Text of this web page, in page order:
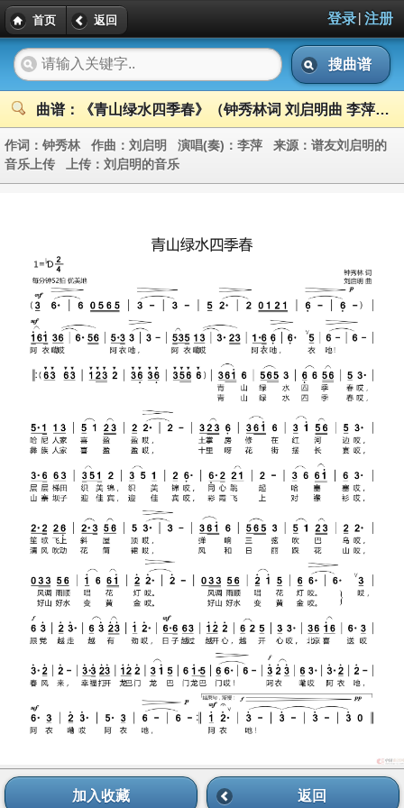
首页 返回 登录| 注册
搜曲谱
曲谱：《青山绿水四季春》（钟秀林词 刘启明曲 李萍演唱）
作词： 钟秀林 作曲： 刘启明 演唱(奏)： 李萍 来源： 谱友刘启明的
音乐上传 上传： 刘启明的音乐
加入收藏 返回